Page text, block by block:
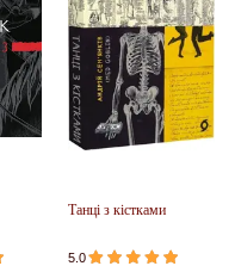
Танці з кістками
5.0